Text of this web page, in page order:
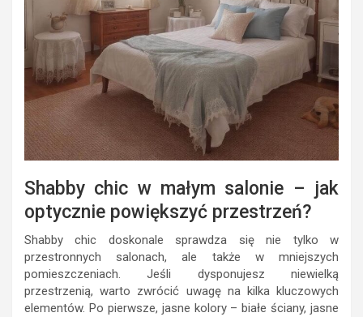
Shabby chic w małym salonie – jak
optycznie powiększyć przestrzeń?
Shabby chic doskonale sprawdza się nie tylko w
przestronnych salonach, ale także w mniejszych
pomieszczeniach. Jeśli dysponujesz niewielką
przestrzenią, warto zwrócić uwagę na kilka kluczowych
elementów. Po pierwsze, jasne kolory – białe ściany, jasne